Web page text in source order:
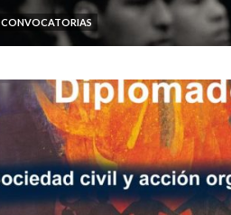
CONVOCATORIAS